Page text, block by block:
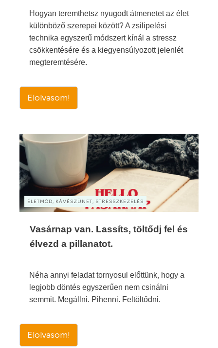
Hogyan teremthetsz nyugodt átmenetet az élet
különböző szerepei között? A zsilipelési
technika egyszerű módszert kínál a stressz
csökkentésére és a kiegyensúlyozott jelenlét
megteremtésére.
Elolvasom!
ÉLETMÓD, KÁVÉSZÜNET, STRESSZKEZELÉS
Vasárnap van. Lassíts, töltődj fel és
élvezd a pillanatot.
Néha annyi feladat tornyosul előttünk, hogy a
legjobb döntés egyszerűen nem csinálni
semmit. Megállni. Pihenni. Feltöltődni.
Elolvasom!